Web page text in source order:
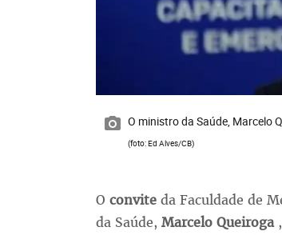
O ministro da Saúde, Marcelo
(foto: Ed Alves/CB)
O convite da Faculdade de
da Saúde, Marcelo Queiroga